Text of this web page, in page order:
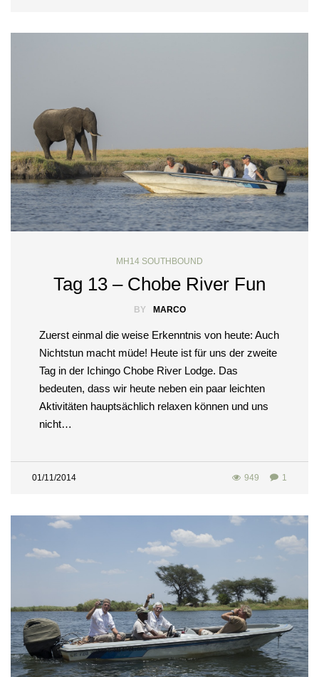
MH14 SOUTHBOUND
Tag 13 – Chobe River Fun
BY MARCO
Zuerst einmal die weise Erkenntnis von heute: Auch
Nichtstun macht müde! Heute ist für uns der zweite
Tag in der Ichingo Chobe River Lodge. Das
bedeuten, dass wir heute neben ein paar leichten
Aktivitäten hauptsächlich relaxen können und uns
nicht…
01/11/2014 1
949